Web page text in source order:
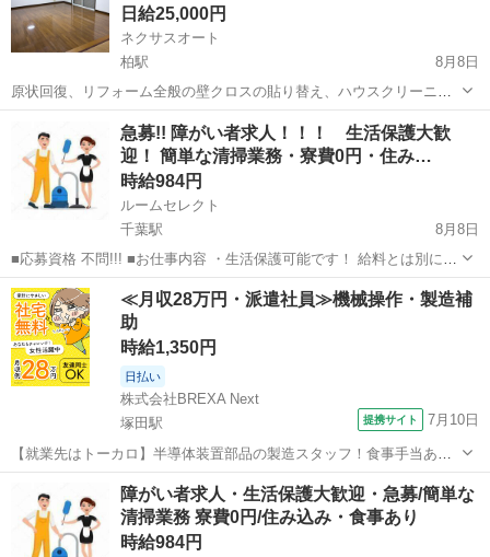
日給25,000円
ネクサスオート
柏駅
8月8日
原状回復、リフォーム全般の壁クロスの貼り替え、ハウスクリーニン
グのできる方募集します。 未経験の方でも歓迎します！ 日給は12,000
円～25,000円 日給については面接時に条件等のお話をして決めさせて
いただきます。 ...
柏駅 軽作業 スタッフ
急募!! 障がい者求人！！！ 生活保護大歓
迎！ 簡単な清掃業務・寮費0円・住み…
時給984円
ルームセレクト
千葉駅
8月8日
■応募資格 不問!!! ■お仕事内容 ・生活保護可能です！ 給料とは別に携
帯代などの通信費上限 20000円 交通費上限 20000円まで支給可
能。 当事業所は福岡市より指定を受けている障害福祉サービス...
千葉 千葉市 千葉駅 清掃 生活保護
≪月収28万円・派遣社員≫機械操作・製造補
助
時給1,350円
日払い
株式会社BREXA Next
塚田駅
提携サイト 7月10日
【就業先はトーカロ】半導体装置部品の製造スタッフ！食事手当あり
◎未経験活躍中★男女活躍中！寮費無料！土日祝休み×年間休日120
日！正社員登用制度あり！社会保険完備◎格安食堂利用可★最寄り駅
から徒歩圏内◎《千葉県船橋市》 人...
船橋市 塚田駅 その他
障がい者求人・生活保護大歓迎・急募/簡単な
清掃業務 寮費0円/住み込み・食事あり
時給984円